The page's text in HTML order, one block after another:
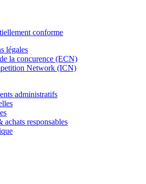
conforme
légales
la concurence (ECN)
Network (ICN)
administratifs
responsables